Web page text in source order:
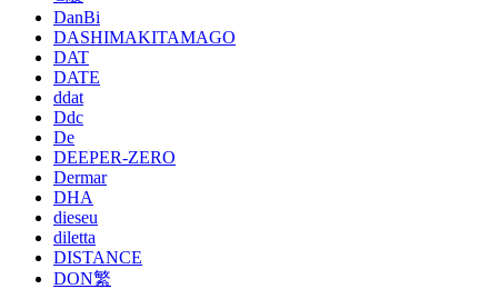
DanBi
DASHIMAKITAMAGO
DAT
DATE
ddat
Ddc
De
DEEPER-ZERO
Dermar
DHA
dieseu
diletta
DISTANCE
DON繁